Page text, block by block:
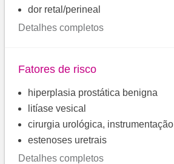
dor retal/perineal
Detalhes completos
Fatores de risco
hiperplasia prostática benigna
litíase vesical
cirurgia urológica, instrumentação
estenoses uretrais
Detalhes completos